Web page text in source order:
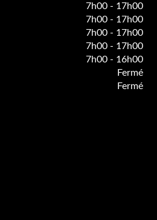
7h00 - 17h00
7h00 - 17h00
7h00 - 17h00
7h00 - 17h00
7h00 - 16h00
Fermé
Fermé